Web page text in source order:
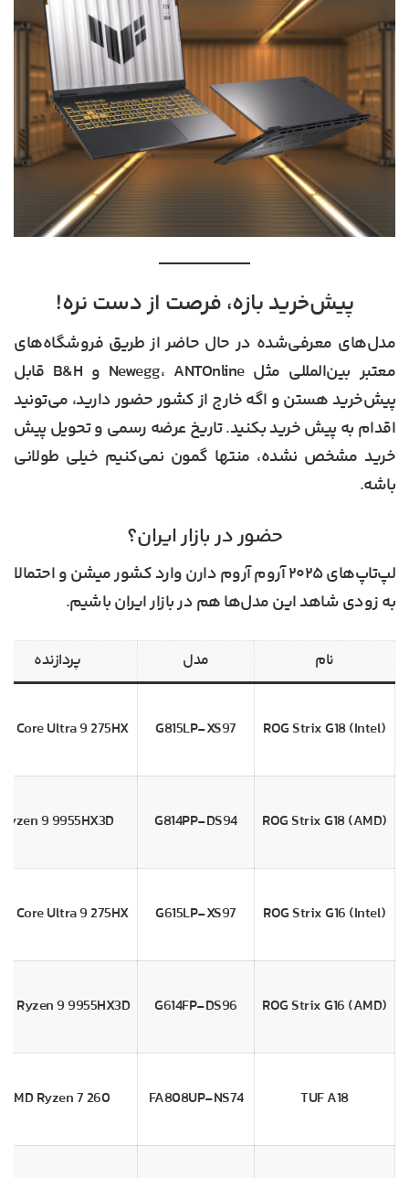
پیش‌خرید بازه، فرصت از دست نره!
مدل‌های معرفی‌شده در حال حاضر از طریق فروشگاه‌های
معتبر بین‌المللی مثل
Newegg، ANTOnline و B&H قابل
پیش‌خرید هستن و اگه خارج از کشور حضور دارید، می‌تونید
اقدام به پیش خرید بکنید. تاریخ عرضه رسمی و تحویل پیش
خرید مشخص نشده، منتها گمون نمی‌کنیم خیلی طولانی
باشه.
حضور در بازار ایران؟
لپ‌تاپ‌های ۲۰۲۵ آروم آروم دارن وارد کشور میشن و احتمالا
به زودی شاهد این مدل‌ها هم در بازار ایران باشیم.
نام مدل پردازنده
ROG Strix G18 (Intel)
G815LP-XS97
Core Ultra 9 275HX
ROG Strix G18 (AMD)
G814PP-DS94
Ryzen 9 9955HX3D
ROG Strix G16 (Intel)
G615LP-XS97
Core Ultra 9 275HX
ROG Strix G16 (AMD)
G614FP-DS96
Ryzen 9 9955HX3D
TUF A18
FA808UP-NS74
AMD Ryzen 7 260